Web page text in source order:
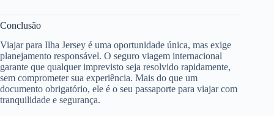
Conclusão
Viajar para Ilha Jersey é uma oportunidade única, mas exige
planejamento responsável. O seguro viagem internacional
garante que qualquer imprevisto seja resolvido rapidamente,
sem comprometer sua experiência. Mais do que um
documento obrigatório, ele é o seu passaporte para viajar com
tranquilidade e segurança.